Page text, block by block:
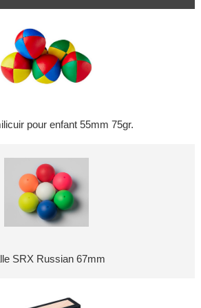
pour enfant 55mm 75gr.
SRX Russian 67mm